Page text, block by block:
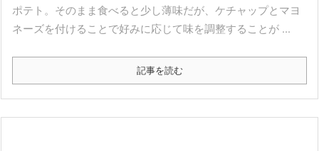
ポテト。そのまま食べると少し薄味だが、ケチャップとマヨ
ネーズを付けることで好みに応じて味を調整することが ...
記事を読む